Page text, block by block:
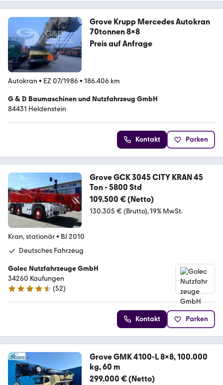
Grove Krupp Mercedes Autokran
70tonnen 8x8
Preis auf Anfrage
Autokran • EZ 07/1986• 186.406 km
G & D Baumaschinen und Nutzfahrzeug GmbH
84431 Heldenstein
Kontakt Parken
Grove GCK 3045 CITY KRAN 45
Ton - 5800 Std
109.500 € (Netto)
130.305 € (Brutto) 19% MwSt.
Kran, stationär• BJ 2010
Deutsches Fahrzeug
Golec Nutzfahrzeuge GmbH
34260 Kaufungen
4.7 Sterne
(52)
Kontakt Parken
Grove GMK 4100-L 8x8, 100.000
kg, 60 m
299.000 € (Netto)